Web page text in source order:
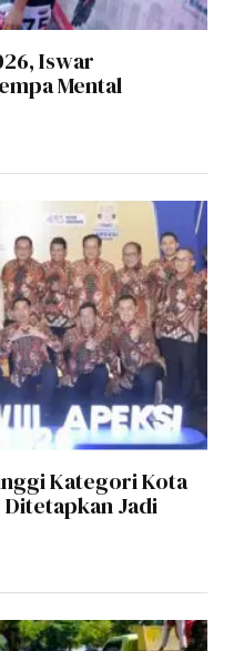
Iswar
Mental
Kategori Kota
Jadi